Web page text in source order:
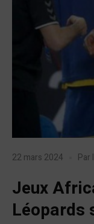
22 mars 2024 Par
Jeux
Léopards